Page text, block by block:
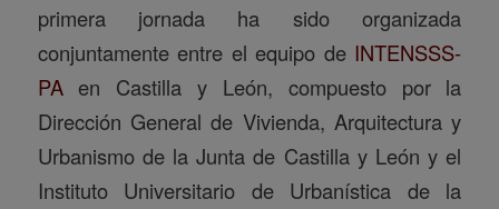
primera jornada ha sido organizada
conjuntamente entre el equipo de INTENSSS-
PAen Castilla y León, compuesto por la
Dirección General de Vivienda, Arquitectura y
Urbanismo de la Junta de Castilla y León y el
Instituto Universitario de Urbanística de la